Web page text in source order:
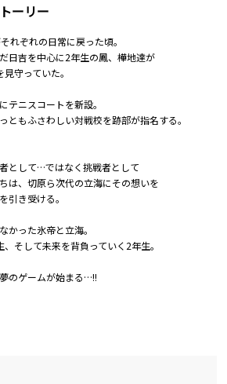
ーリー
れぞれの日常に戻った頃。
日吉を中心に2年生の鳳、樺地達が
守っていた。
テニスコートを新設。
ともふさわしい対戦校を跡部が指名する。
として…ではなく挑戦者として
は、切原ら次代の立海にその想いを
引き受ける。
かった氷帝と立海。
そして未来を背負っていく2年生。
のゲームが始まる…!!